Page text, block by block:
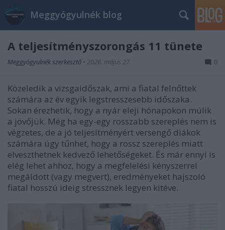
Meggyógyulnék blog
A teljesítményszorongás 11 tünete
Meggyógyulnék szerkesztő • 2026. május 27. 0
Közeledik a vizsgaidőszak, ami a fiatal felnőttek
számára az év egyik legstresszesebb időszaka.
Sokan érezhetik, hogy a nyár eleji hónapokon múlik
a jövőjük. Még ha egy-egy rosszabb szereplés nem is
végzetes, de a jó teljesítményért versengő diákok
számára úgy tűnhet, hogy a rossz szereplés miatt
elveszthetnek kedvező lehetőségeket. És már ennyi is
elég lehet ahhoz, hogy a megfelelési kényszerrel
megáldott (vagy megvert), eredményeket hajszoló
fiatal hosszú ideig stressznek legyen kitéve.